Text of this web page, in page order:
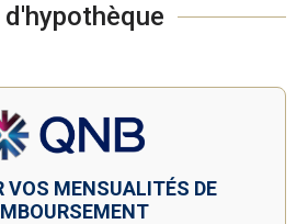
VOS MENSUALITÉS DE